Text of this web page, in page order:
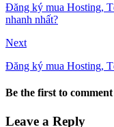
Đăng ký mua Hosting,
nhanh nhất?
Next
Đăng ký mua Hosting,
Be the first to comment
Leave a Reply